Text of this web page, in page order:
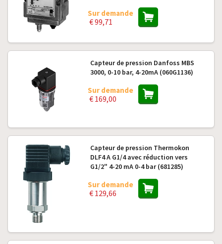
Sur demande
€ 99,71
Capteur de pression Danfoss MBS
3000, 0-10 bar, 4-20mA (060G1136)
Sur demande
€ 169,00
Capteur de pression Thermokon
DLF4 A G1/4 avec réduction vers
G1/2" 4-20 mA 0-4 bar (681285)
Sur demande
€ 129,66